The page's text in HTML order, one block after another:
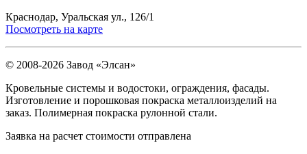
Краснодар, Уральская ул., 126/1
Посмотреть на карте
© 2008-2026 Завод «Элсан»
Кровельные системы и водостоки, ограждения, фасады.
Изготовление и порошковая покраска металлоизделий на
заказ. Полимерная покраска рулонной стали.
Заявка на расчет стоимости отправлена